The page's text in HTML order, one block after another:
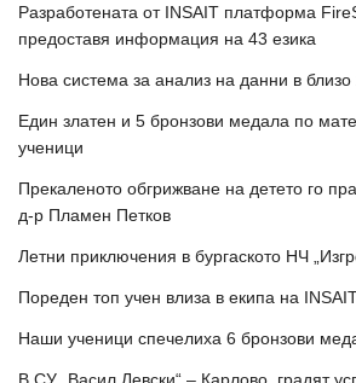
Разработената от INSAIT платформа
предоставя информация на 43 езика
Нова система за анализ на данни в
Един златен и 5 бронзови медала по
ученици
Прекаленото обгрижване на детето го
д-р Пламен Петков
Летни приключения в бургаското НЧ
Пореден топ учен влиза в екипа на
Наши ученици спечелиха 6 бронзови
В СУ „Васил Левски“ – Карлово, градят